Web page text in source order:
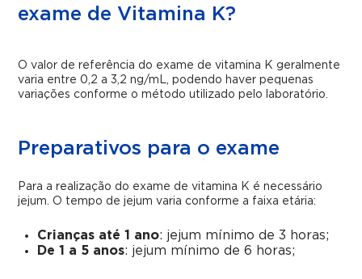
exame de Vitamina K?
O valor de referência do exame de vitamina K geralmente
varia entre 0,2 a 3,2 ng/mL, podendo haver pequenas
variações conforme o método utilizado pelo laboratório.
Preparativos para o exame
Para a realização do exame de vitamina K é necessário
jejum. O tempo de jejum varia conforme a faixa etária:
Crianças até 1 ano: jejum mínimo de 3 horas;
De 1 a 5 anos: jejum mínimo de 6 horas;